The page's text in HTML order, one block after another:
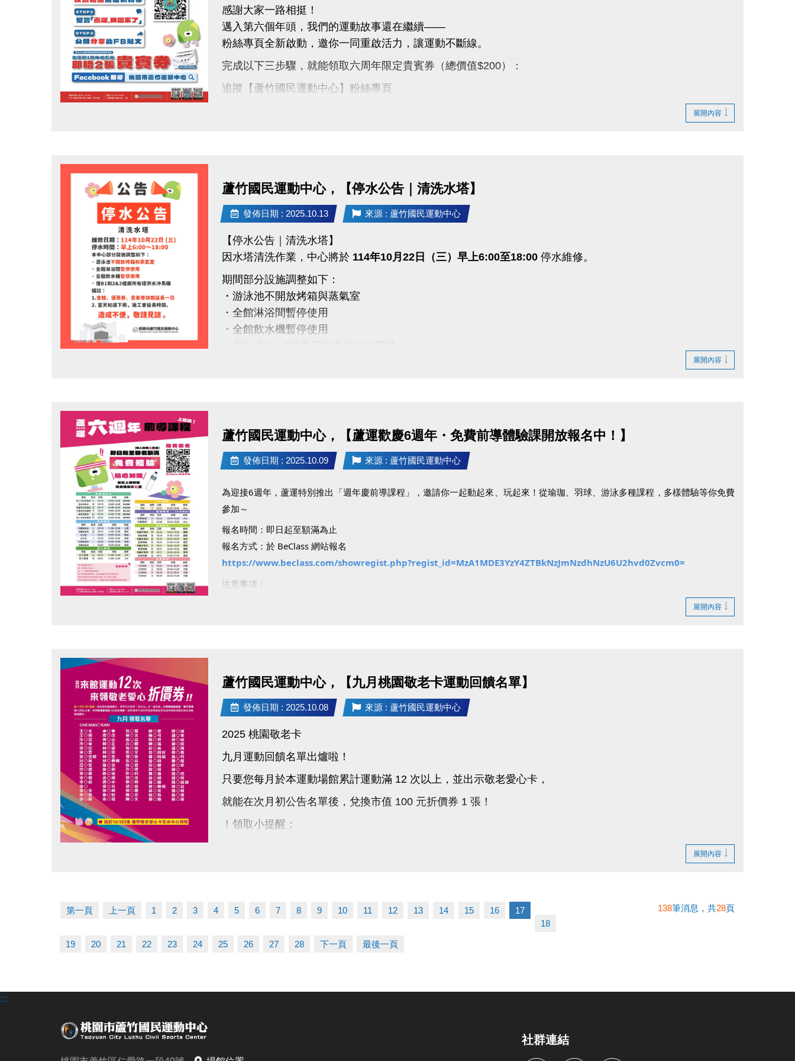
感謝大家一路相挺！
邁入第六個年頭，我們的運動故事還在繼續——
粉絲專頁全新啟動，邀你一同重啟活力，讓運動不斷線。
完成以下三步驟，就能領取六周年限定貴賓券（總價值$200）：
追蹤【蘆竹國民運動中心】粉絲專頁
限量600張，數量有限，先來先領！
每人限領一次，須本人親自領取，依現場登記順序發放。
活動期間：即日起至 11/30止 或 贈完為止。
一起動起來，為六周年喝采，
讓運動的能量不斷線，健康持續上線！
本活動由蘆竹國民運動中心主辦，活動辦法與贈品內容以本中心現場公告為準。
中心保留活動調整、修改及最終解釋之權利。
#蘆竹國民運動中心 #蘆竹運動不斷線
展開內容
蘆竹國民運動中心，【停水公告｜清洗水塔】
發佈日期 : 2025.10.13 來源 : 蘆竹國民運動中心
【停水公告｜清洗水塔】
因水塔清洗作業，中心將於 114年10月22日（三）早上6:00至18:00停水維修。
期間部分設施調整如下：
・游泳池不開放烤箱與蒸氣室
・全館淋浴間暫停使用
・全館飲水機暫停使用
感謝您的理解與配合
#蘆竹國民運動中心 #停水公告 #清洗水塔
展開內容
蘆竹國民運動中心，【蘆運歡慶6週年・免費前導體驗課開放報名中！】
發佈日期 : 2025.10.09 來源 : 蘆竹國民運動中心
為迎接6週年，蘆運特別推出「週年慶前導課程」，邀請你一起動起來、玩起來！從瑜珈、羽球、游泳多種課程，多樣體驗等你免費
參加～
報名時間：即日起至額滿為止
報名方式：於 BeClass 網站報名
https://www.beclass.com/showregist.php?regist_id=MzA1MDE3YzY4ZTBkNzJmNzdhNzU6U2hvd0Zvcm0=
注意事項：
注意事項：若報名後未請假缺席達2次，將暫停後續體驗課報名資格。
動起來迎接6週年，一起體驗運動的快樂吧！
展開內容
蘆竹國民運動中心，【九月桃園敬老卡運動回饋名單】
發佈日期 : 2025.10.08 來源 : 蘆竹國民運動中心
2025 桃園敬老卡
九月運動回饋名單出爐啦！
只要您每月於本運動場館累計運動滿 12 次以上，並出示敬老愛心卡，
就能在次月初公告名單後，兌換市值 100 元折價券 1 張！
！領取小提醒：
健康加分、回饋加分、快樂也加分
展開內容
第一頁 上一頁 1 2 3 4 5 6 7 8 9 10 11 12 13 14 15 16
17
18
19 20 21 22 23 24 25 26 27 28 下一頁 最後一頁
138筆消息，共28頁
:::
社群連結